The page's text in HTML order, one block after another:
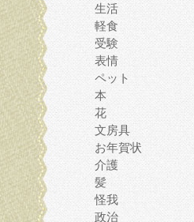
生活
軽食
受験
表情
ペット
本
花
文房具
お年賀状
介護
髪
怪我
政治